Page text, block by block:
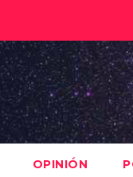
OPINIÓN